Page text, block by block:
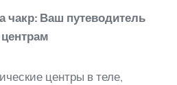
чакр: Ваш путеводитель
центры в теле,